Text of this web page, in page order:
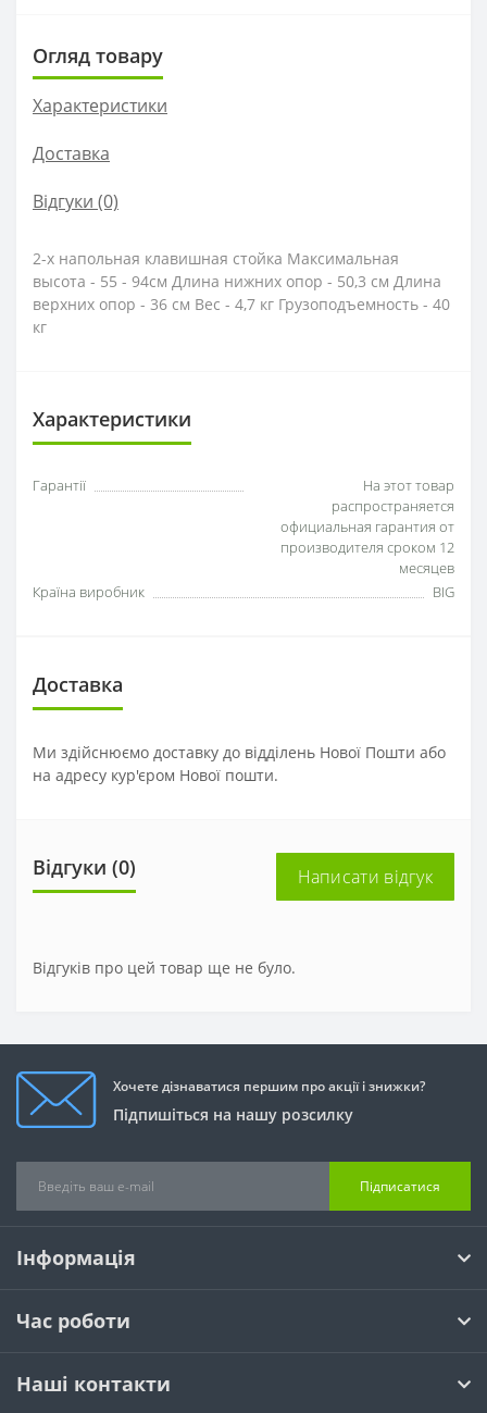
Огляд товару
Характеристики
Доставка
Відгуки (0)
2-х напольная клавишная стойка Максимальная
высота - 55 - 94см Длина нижних опор - 50,3 см Длина
верхних опор - 36 см Вес - 4,7 кг Грузоподъемность - 40
кг
Характеристики
Гарантії
На этот товар
распространяется
официальная гарантия от
производителя сроком 12
месяцев
Країна виробник
BIG
Доставка
Ми здійснюємо доставку до відділень Нової Пошти або
на адресу кур'єром Нової пошти.
Відгуки (0) Написати відгук
Відгуків про цей товар ще не було.
Хочете дізнаватися першим про акції і знижки?
Підпишіться на нашу розсилку
Підписатися
Інформація
Час роботи
Наші контакти